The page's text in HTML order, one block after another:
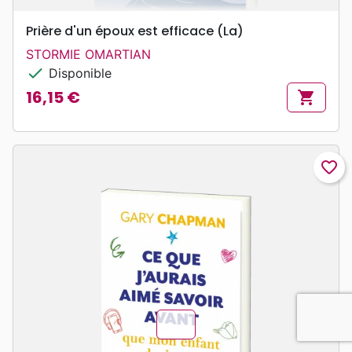
Prière d'un époux est efficace (La)
STORMIE OMARTIAN
check Disponible
Prix
16,15 € shopping_cart
favorite_border